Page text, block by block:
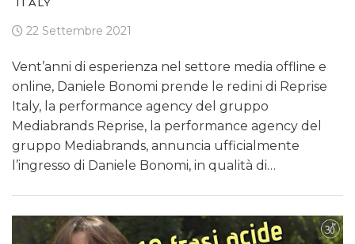
22 Settembre 2021
Vent’anni di esperienza nel settore media offline e
online, Daniele Bonomi prende le redini di Reprise
Italy, la performance agency del gruppo
Mediabrands Reprise, la performance agency del
gruppo Mediabrands, annuncia ufficialmente
l’ingresso di Daniele Bonomi, in qualità di…